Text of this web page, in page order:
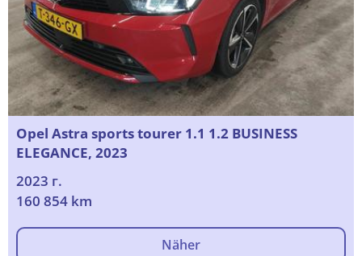
Opel Astra sports tourer 1.1 1.2 BUSINESS
ELEGANCE, 2023
2023 г.
160 854 km
Näher